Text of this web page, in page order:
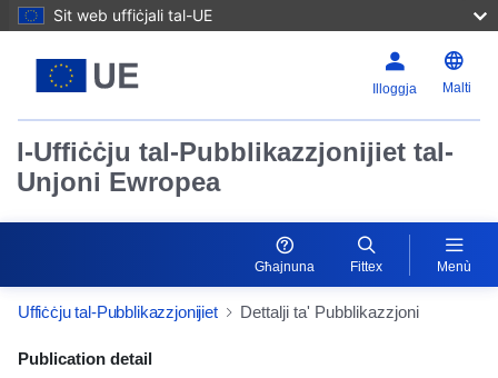
Sit web uffiċjali tal-UE
Illoggja Malti
l-Uffiċċju tal-Pubblikazzjonijiet tal-
Unjoni Ewropea
Għajnuna Fittex Menù
Uffiċċju tal-Pubblikazzjonijiet Dettalji ta' Pubblikazzjoni
Publication Detail Actions Portlet
Publication detail